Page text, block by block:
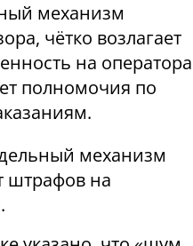
механизм
чётко возлагает
на оператора
полномочия по
механизм
штрафов на